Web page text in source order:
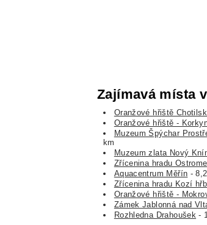
Zajímavá místa
Oranžové hřiště
Oranžové hřiště -
Muzeum Špýchar
km
Muzeum zlata Nový
Zřícenina hradu
Aquacentrum Měřín -
Zřícenina hradu Kozí
Oranžové hřiště -
Zámek Jablonná nad
Rozhledna Drahoušek -